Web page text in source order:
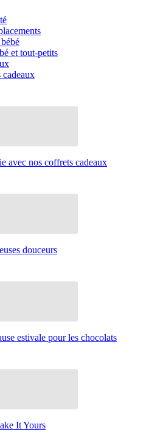
et tout-petits
avec nos coffrets cadeaux
douceurs
estivale pour les chocolats
It Yours